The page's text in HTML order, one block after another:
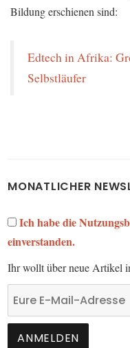
Bildung erschienen sind:
Edtech in Afrika:
Selbstläufer
MONATLICHER
Ich habe die
einverstanden.
Ihr wollt über neue Artikel